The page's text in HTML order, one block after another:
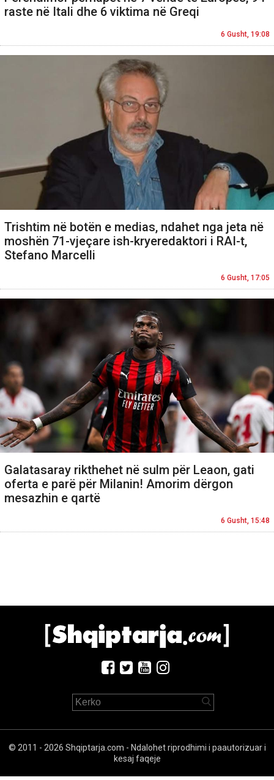
raste në Itali dhe 6 viktima në Greqi
6 Gusht, 19:08
Trishtim në botën e medias, ndahet nga jeta në
moshën 71-vjeçare ish-kryeredaktori i RAI-t,
Stefano Marcelli
6 Gusht, 17:05
Galatasaray rikthehet në sulm për Leaon, gati
oferta e parë për Milanin! Amorim dërgon
mesazhin e qartë
6 Gusht, 15:48
© 2011 - 2026 Shqiptarja.com - Ndalohet riprodhimi i paautorizuar i
kesaj faqeje